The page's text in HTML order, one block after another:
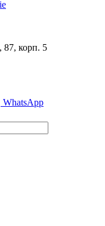
87, корп. 5
WhatsApp